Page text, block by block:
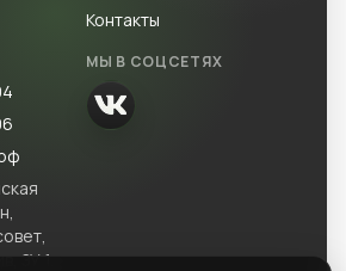
Контакты
ЗУ 1.
МЫ В СОЦСЕТЯХ